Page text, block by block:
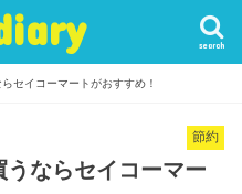
search
セイコーマートがおすすめ！
節約
ならセイコーマー